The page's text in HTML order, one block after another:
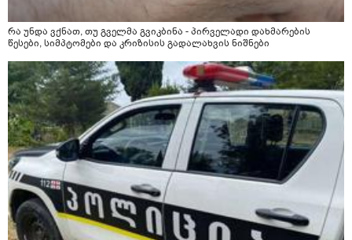
რა უნდა ვქნათ, თუ გველმა გვიკბინა - პირველადი დახმარების
წესები, სიმპტომები და კრიზისის გადალახვის ნიშნები